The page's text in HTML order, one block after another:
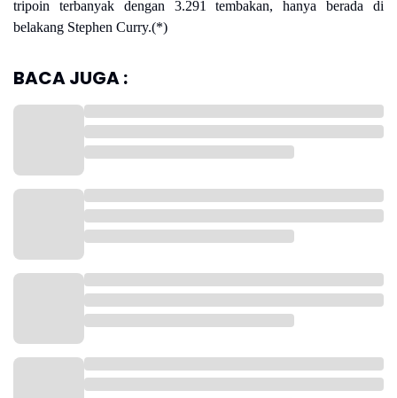
tripoin terbanyak dengan 3.291 tembakan, hanya berada di
belakang Stephen Curry.(*)
BACA JUGA :